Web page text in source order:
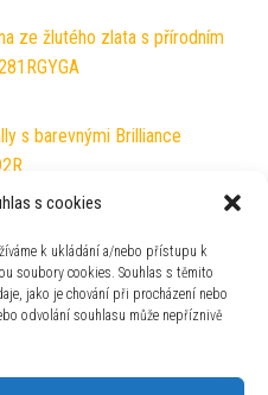
s cookies
k ukládání a/nebo přístupu k
soubory cookies. Souhlas s těmito
jako je chování při procházení nebo
odvolání souhlasu může nepříznivě
ze žlutého zlata s přírodním
s barevnými Brilliance
Zirconia